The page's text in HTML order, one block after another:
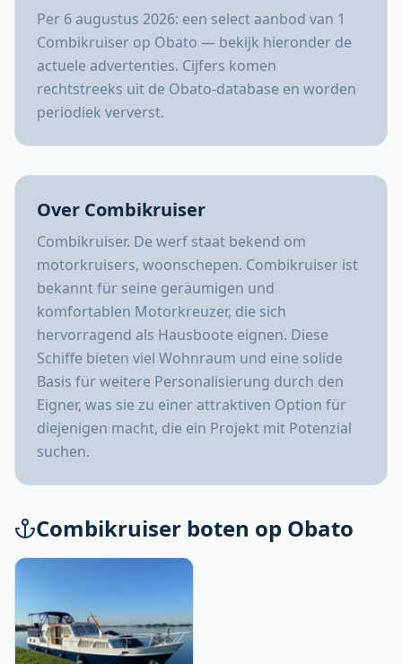
Per 6 augustus 2026: een select aanbod van 1
Combikruiser op Obato — bekijk hieronder de
actuele advertenties. Cijfers komen
rechtstreeks uit de Obato-database en worden
periodiek ververst.
Over Combikruiser
Combikruiser. De werf staat bekend om
motorkruisers, woonschepen. Combikruiser ist
bekannt für seine geräumigen und
komfortablen Motorkreuzer, die sich
hervorragend als Hausboote eignen. Diese
Schiffe bieten viel Wohnraum und eine solide
Basis für weitere Personalisierung durch den
Eigner, was sie zu einer attraktiven Option für
diejenigen macht, die ein Projekt mit Potenzial
suchen.
Combikruiser boten op Obato